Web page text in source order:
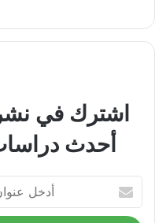
اشترك في
أحدث
عنوان
بريدك